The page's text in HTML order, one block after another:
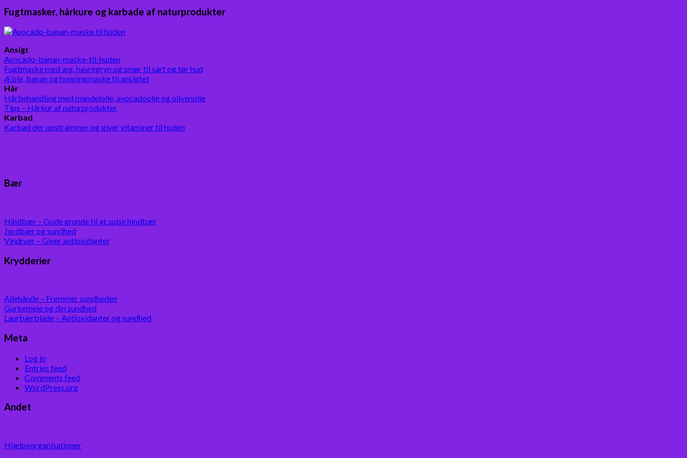
Fugtmasker, hårkure og karbade af naturprodukter
Ansigt
Avocado-banan-maske-til-huden
Fugtmaske med æg, havregryn og smør til sart og tør hud
Æble, banan og honningmaske til ansigtet
Hår
Hårbehandling med mandelolie, avocadoolie og olivenolie
Tips – Hårkur af naturprodukter
Karbad
Karbad der opstrammer og giver vitaminer til huden
Bær
Hindbær – Gode grunde til at spise hindbær
Jordbær og sundhed
Vindruer – Giver antioxidanter
Krydderier
Allehånde – Fremmer sundheden
Gurkemeje og din sundhed
Laurbærblade – Antioxidanter og sundhed
Meta
Log in
Entries feed
Comments feed
WordPress.org
Andet
Hjælpeorganisationer